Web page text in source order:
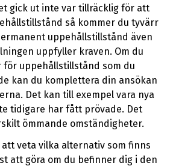
gick ut inte var tillräcklig för att
så kommer du tyvärr
uppehållstillstånd även
uppfyller kraven. Om du
för uppehållstillstånd som du
kan du komplettera din ansökan
Det kan till exempel vara nya
tidigare har fått prövade. Det
ömmande omständigheter.
veta vilka alternativ som finns
att göra om du befinner dig i den